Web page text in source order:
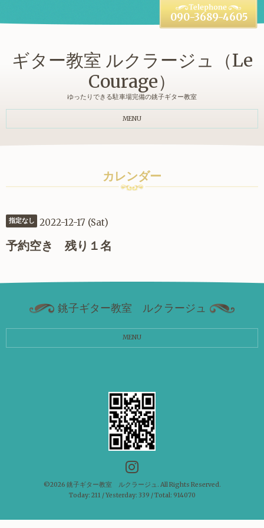
ギター教室 ルクラージュ（Le
Courage）
ゆったりできる駐車場完備の銚子ギター教室
090-3689-4605
MENU
カレンダー
指定なし 2022-12-17 (Sat)
予約空き 残り１名
銚子ギター教室 ルクラージュ
MENU
©2026 銚子ギター教室 ルクラージュ . All Rights Reserved.
Today: 211 / Yesterday: 339 / Total: 914070